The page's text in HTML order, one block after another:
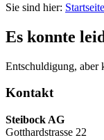
Sie sind hier: Startseite
Es konnte
Entschuldigung, aber
Kontakt
Steibock AG
Gotthardstrasse 22